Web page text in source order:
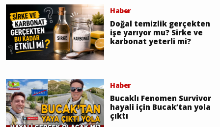
Haber
Doğal temizlik gerçekten
işe yarıyor mu? Sirke ve
karbonat yeterli mi?
Haber
Bucaklı Fenomen Survivor
hayali için Bucak’tan yola
çıktı